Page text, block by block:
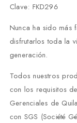
Clave: FKD296
Nunca ha sido
disfrutarlos toda la
generación.
Todos nuestros
con los requisitos
Gerenciales de
con SGS (Société